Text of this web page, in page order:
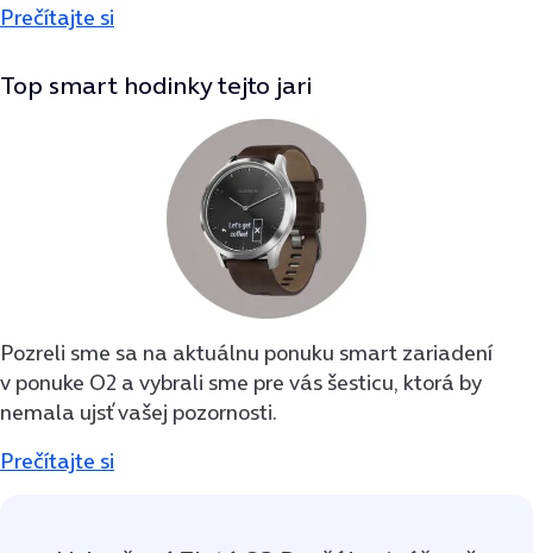
Prečítajte si
Top smart hodinky tejto jari
Pozreli sme sa na aktuálnu ponuku smart zariadení
v ponuke O2 a vybrali sme pre vás šesticu, ktorá by
nemala ujsť vašej pozornosti.
Prečítajte si